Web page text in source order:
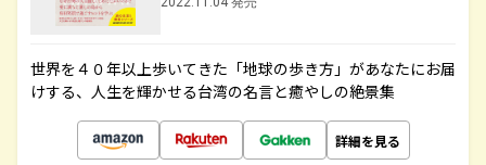
世界を４０年以上歩いてきた「地球の歩き方」があなたにお届
けする、人生を輝かせる台湾の名言と癒やしの絶景集
詳細を見る